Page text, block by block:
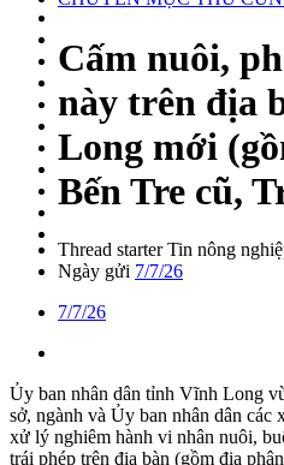
Cấm nuôi,
này trên địa
Long mới
Bến Tre cũ,
Thread starter Tin nông
Ngày gửi 7/7/26
7/7/26
Ủy ban nhân dân tỉnh Vĩnh Long
sở, ngành và Ủy ban nhân dân các
xử lý nghiêm hành vi nhân nuôi,
trái phép trên địa bàn (gồm địa